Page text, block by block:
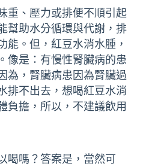
重、壓力或排便不順引起
幫助水分循環與代謝，排
能。但，紅豆水消水腫，
像是：有慢性腎臟病的患
為，腎臟病患因為腎臟過
排不出去，想喝紅豆水消
負擔，所以，不建議飲用
喝嗎？答案是，當然可